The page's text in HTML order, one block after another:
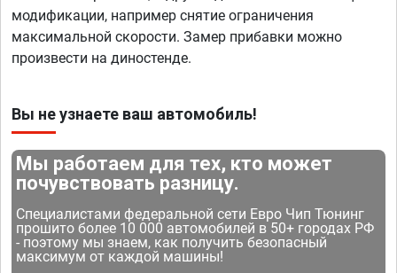
модификации, например снятие ограничения
максимальной скорости. Замер прибавки можно
произвести на диностенде.
Вы не узнаете ваш автомобиль!
Мы работаем для тех, кто может
почувствовать разницу.
Специалистами федеральной сети Евро Чип Тюнинг
прошито более 10 000 автомобилей в 50+ городах РФ
- поэтому мы знаем, как получить безопасный
максимум от каждой машины!